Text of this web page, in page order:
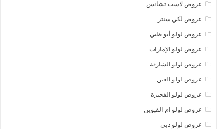
عروض لاست تشانس
عروض لكي سنتر
عروض لولو أبو ظبي
عروض لولو الإمارات
عروض لولو الشارقة
عروض لولو العين
عروض لولو الفجيرة
عروض لولو ام القيوين
عروض لولو دبي